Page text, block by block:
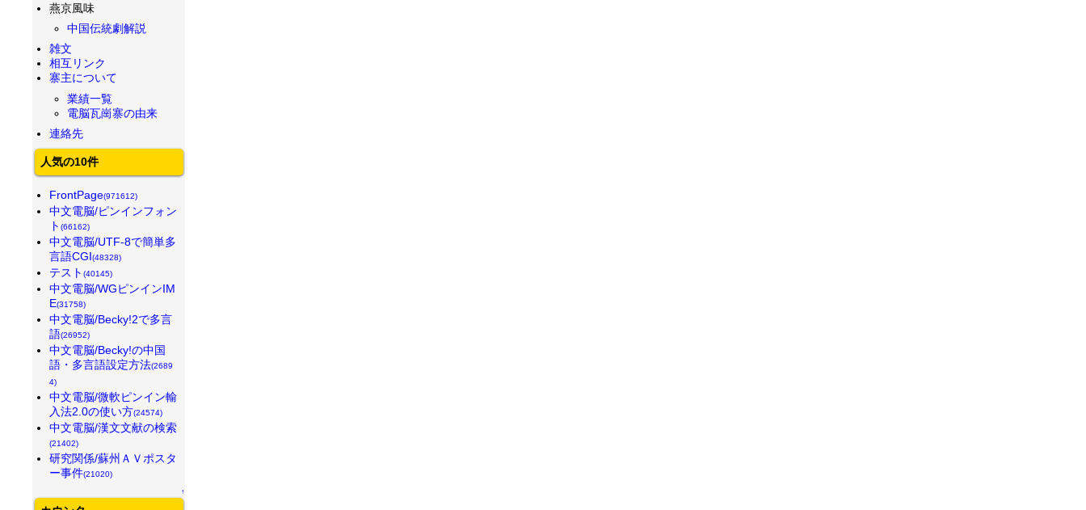
燕京風味
中国伝統劇解説
雑文
相互リンク
寨主について
業績一覧
電脳瓦崗寨の由来
連絡先
人気の10件
FrontPage(971612)
中文電脳/ピンインフォン
ト(66162)
中文電脳/UTF-8で簡単多
言語CGI(48328)
テスト(40145)
中文電脳/WGピンインIM
E(31758)
中文電脳/Becky!2で多言
語(26952)
中文電脳/Becky!の中国
語・多言語設定方法(2689
4)
中文電脳/微軟ピンイン輸
入法2.0の使い方(24574)
中文電脳/漢文文献の検索
(21402)
研究関係/蘇州ＡＶポスタ
ー事件(21020)
↑